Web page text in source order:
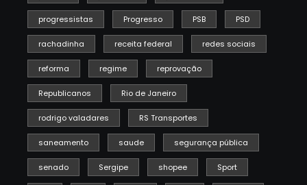
progressistas Progresso PSB PSD
rachadinha receita federal redes sociais
reforma regime reprovação
Republicanos Rio de Janeiro
rodrigo valadares RS Transportes
saneamento saude segurança pública
senado Sergipe shopee Sport